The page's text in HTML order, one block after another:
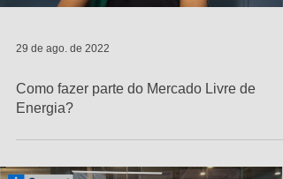
29 de ago. de 2022
Como fazer parte do Mercado Livre de
Energia?